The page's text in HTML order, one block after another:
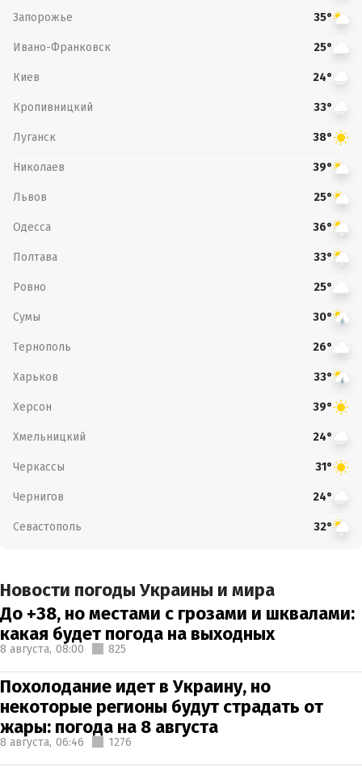
Запорожье 35°
Ивано-Франковск 25°
Киев 24°
Кропивницкий 33°
Луганск 38°
Николаев 39°
Львов 25°
Одесса 36°
Полтава 33°
Ровно 25°
Сумы 30°
Тернополь 26°
Харьков 33°
Херсон 39°
Хмельницкий 24°
Черкассы 31°
Чернигов 24°
Севастополь 32°
Новости погоды Украины и мира
До +38, но местами с грозами и шквалами:
какая будет погода на выходных
8 августа, 08:00 825
Похолодание идет в Украину, но
некоторые регионы будут страдать от
жары: погода на 8 августа
8 августа, 06:46 1276